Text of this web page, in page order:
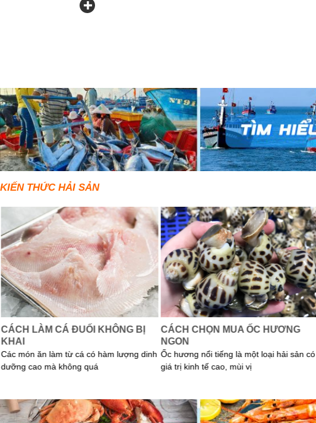
KIẾN THỨC HẢI SẢN
CÁCH LÀM CÁ ĐUỐI KHÔNG BỊ
KHAI
Các món ăn làm từ cá có hàm lượng dinh
dưỡng cao mà không quá
CÁCH CHỌN MUA ỐC HƯƠNG
NGON
Ốc hương nổi tiếng là một loại hải sản có
giá trị kinh tế cao, mùi vị